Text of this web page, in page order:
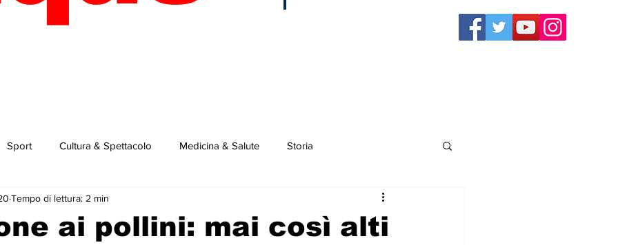
Sport Cultura & Spettacolo Medicina & Salute Storia
piano
ai pollini: mai così alti
Tempo di lettura: 2 min